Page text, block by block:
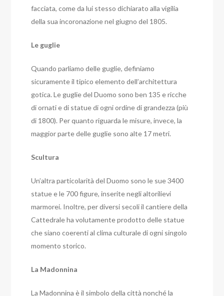
facciata, come da lui stesso dichiarato alla vigilia
della sua incoronazione nel giugno del 1805.
Le guglie
Quando parliamo delle guglie, definiamo
sicuramente il tipico elemento dell’architettura
gotica. Le guglie del Duomo sono ben 135 e ricche
di ornati e di statue di ogni ordine di grandezza (più
di 1800). Per quanto riguarda le misure, invece, la
maggior parte delle guglie sono alte 17 metri.
Scultura
Un’altra particolarità del Duomo sono le sue 3400
statue e le 700 figure, inserite negli altorilievi
marmorei. Inoltre, per diversi secoli il cantiere della
Cattedrale ha volutamente prodotto delle statue
che siano coerenti al clima culturale di ogni singolo
momento storico.
La Madonnina
La Madonnina è il simbolo della città nonché la